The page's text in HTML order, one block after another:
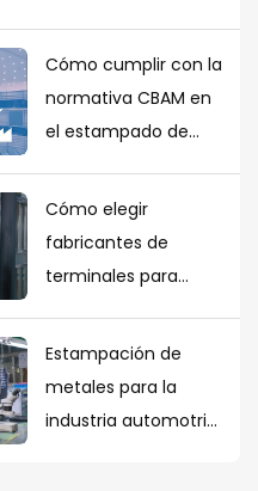
deben cumplir con
las normas ISO 7638
e ISO 12098?
Cómo cumplir con la
normativa CBAM en
el estampado de
precisión: una guía
para compradores
europeos
Cómo elegir
fabricantes de
terminales para
certificación IATF
16949
Estampación de
metales para la
industria automotriz